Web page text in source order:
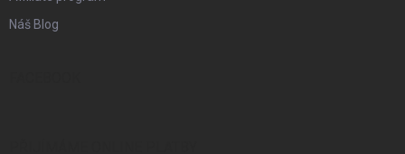
Náš Blog